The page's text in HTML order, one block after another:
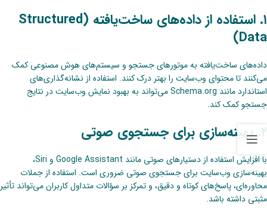
۱. استفاده از داده‌های ساخت‌یافته (Structured
Data)
داده‌های ساخت‌یافته به موتورهای جستجو و سیستم‌های هوش مصنوعی کمک
می‌کنند تا محتوای وب‌سایت را بهتر درک کنند. استفاده از نشانه‌گذاری‌های
استاندارد مانند Schema.org می‌تواند به بهبود نمایش وب‌سایت در نتایج
جستجو کمک کند.
۲. بهینه‌سازی برای جستجوی صوتی
با افزایش استفاده از دستیارهای صوتی مانند Google Assistant و Siri،
بهینه‌سازی وب‌سایت برای جستجوی صوتی ضروری است. استفاده از جملات
محاوره‌ای، پاسخ‌های کوتاه و دقیق، و تمرکز بر سؤالات متداول کاربران می‌تواند تأثیر
مثبتی داشته باشد.